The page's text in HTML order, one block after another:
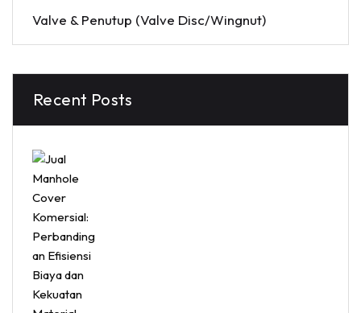
Valve & Penutup (Valve Disc/Wingnut)
Recent Posts